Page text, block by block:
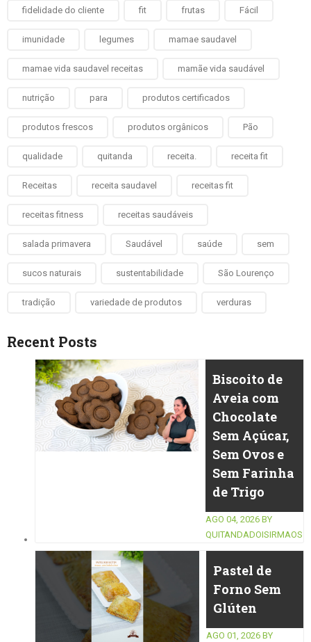
fidelidade do cliente fit frutas Fácil
imunidade legumes mamae saudavel
mamae vida saudavel receitas mamãe vida saudável
nutrição para produtos certificados
produtos frescos produtos orgânicos Pão
qualidade quitanda receita. receita fit
Receitas receita saudavel receitas fit
receitas fitness receitas saudáveis
salada primavera Saudável saúde sem
sucos naturais sustentabilidade São Lourenço
tradição variedade de produtos verduras
Recent Posts
Biscoito de
Aveia com
Chocolate
Sem Açúcar,
Sem Ovos e
Sem Farinha
de Trigo
AGO 04, 2026 BY
QUITANDADOISIRMAOS
Pastel de
Forno Sem
Glúten
AGO 01, 2026 BY